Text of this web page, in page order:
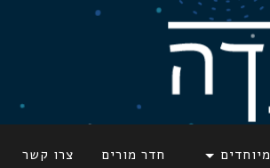
מיוחדים חדר מורים צרו קשר